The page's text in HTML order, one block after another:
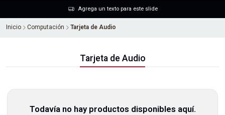
Agrega un texto para este slide
Inicio Computación Tarjeta de Audio
Tarjeta de Audio
Todavía no hay productos disponibles aquí.